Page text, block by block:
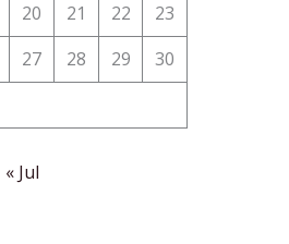
20 21 22
23
27 28 29
30
« Jul